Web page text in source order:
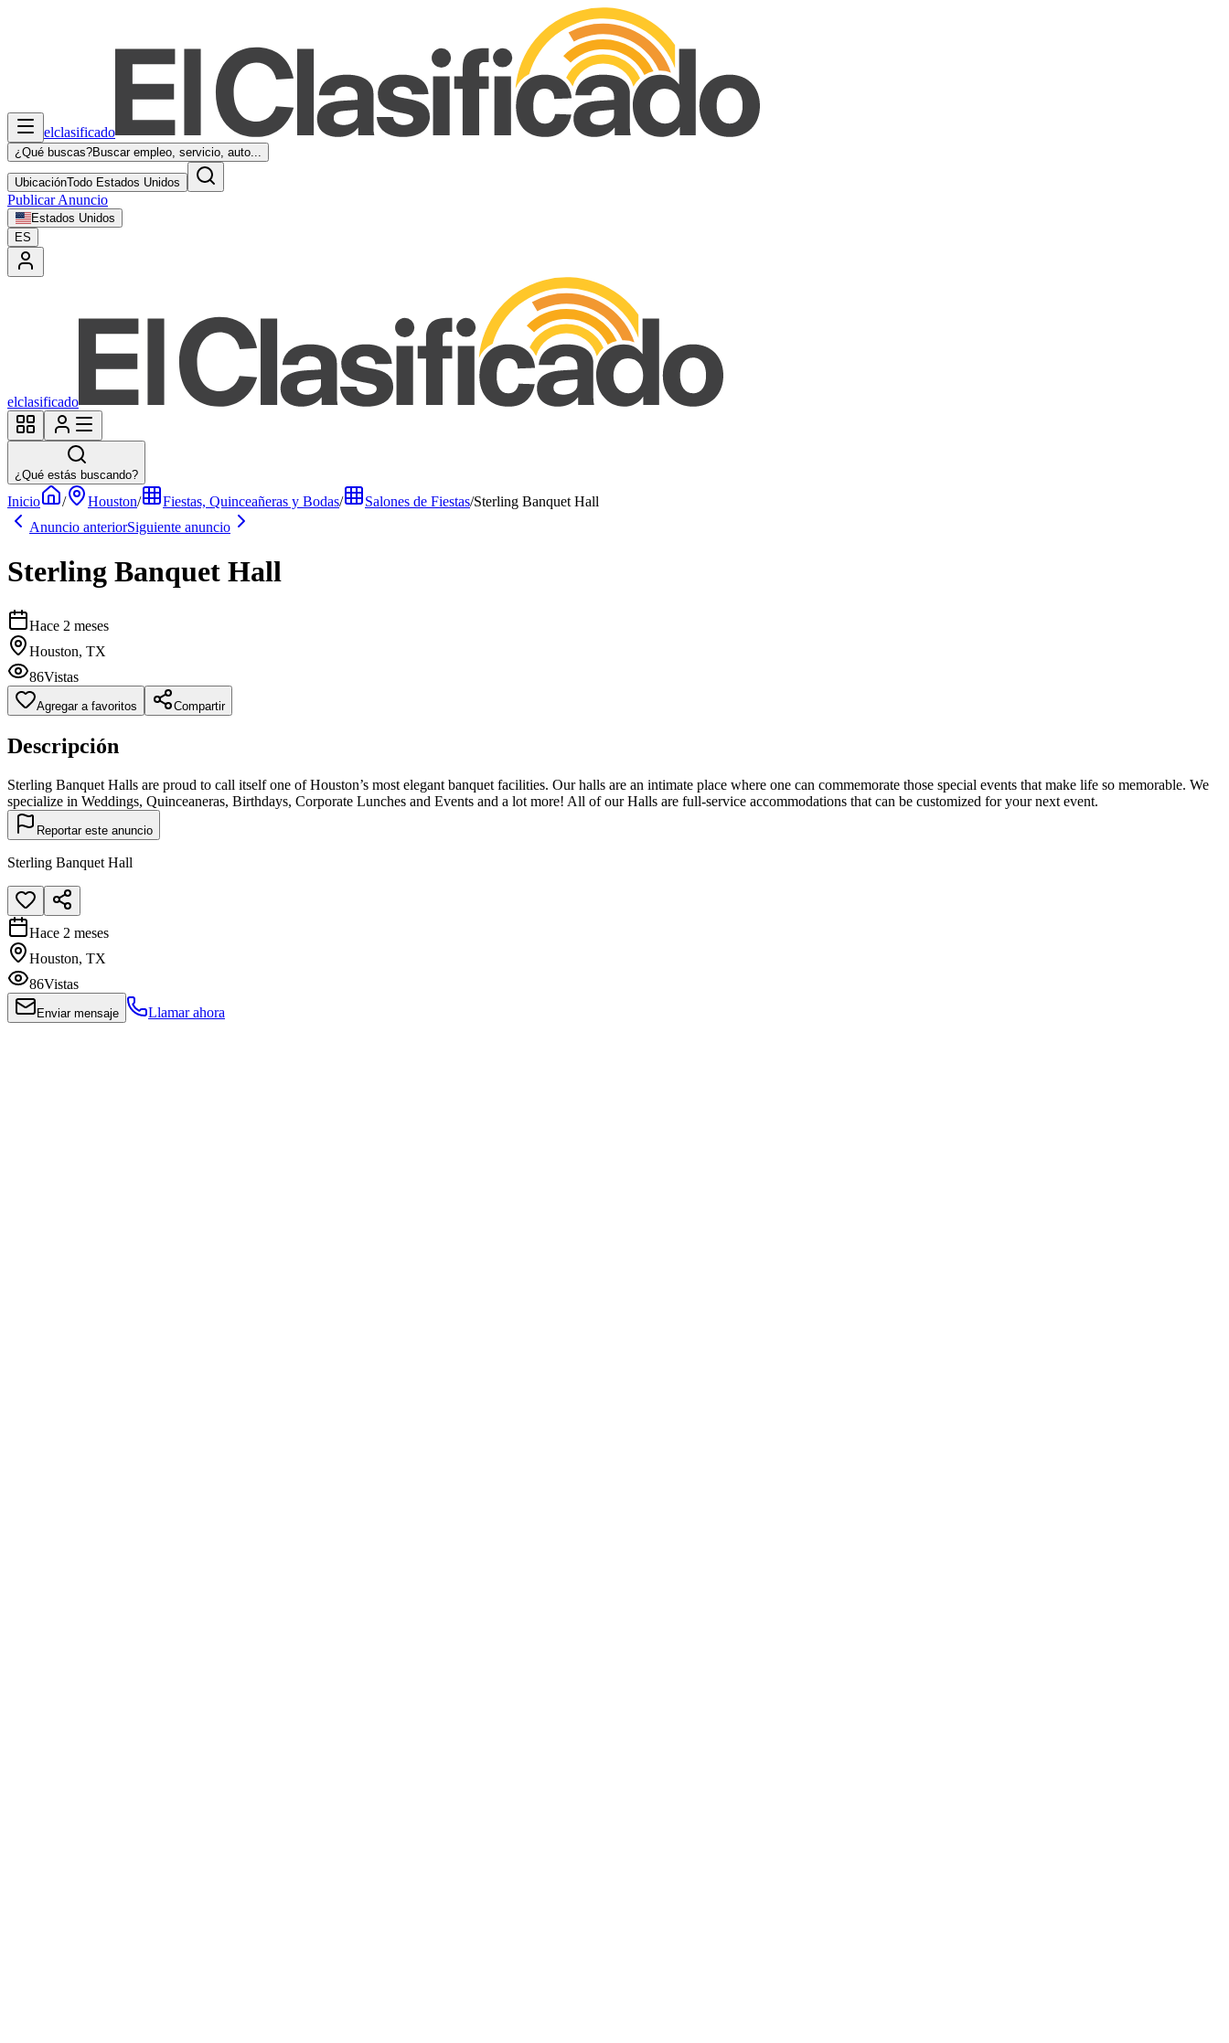
elclasificado
¿Qué buscas?Buscar empleo, servicio, auto...
UbicaciónTodo Estados Unidos
Publicar Anuncio
Estados Unidos
ES
elclasificado
¿Qué estás buscando?
Inicio / Houston/ Fiestas, Quinceañeras y Bodas/ Salones de Fiestas/Sterling Banquet Hall
Anuncio anteriorSiguiente anuncio
Sterling Banquet Hall
Hace 2 meses
Houston, TX
86Vistas
Agregar a favoritos Compartir
Descripción
Sterling Banquet Halls are proud to call itself one of Houston’s most elegant banquet facilities. Our halls are an intimate place where one can commemorate those special events that make life so memorable. We
specialize in Weddings, Quinceaneras, Birthdays, Corporate Lunches and Events and a lot more! All of our Halls are full-service accommodations that can be customized for your next event.
Reportar este anuncio
Sterling Banquet Hall
Hace 2 meses
Houston, TX
86Vistas
Enviar mensaje Llamar ahora